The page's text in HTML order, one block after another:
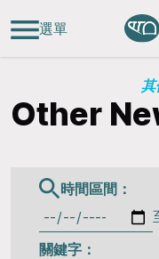
選單
其
Other
時間區間：
關鍵字：